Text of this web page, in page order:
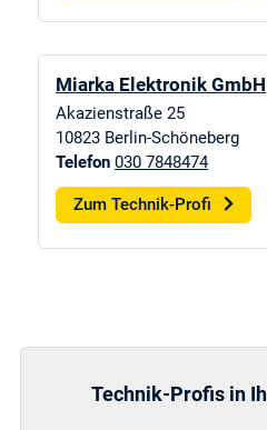
Miarka Elektronik GmbH
Akazienstraße 25
10823 Berlin-Schöneberg
Telefon 030 7848474
Zum Technik-Profi
Technik-Profis in